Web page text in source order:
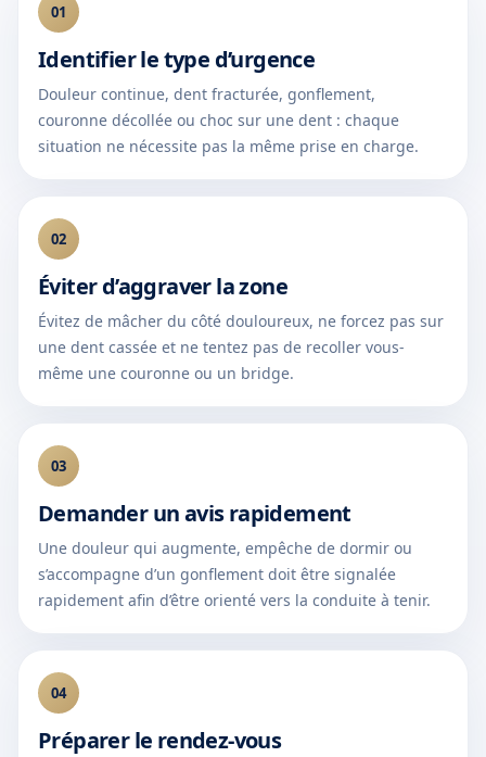
01
Identifier le type d’urgence
Douleur continue, dent fracturée, gonflement,
couronne décollée ou choc sur une dent : chaque
situation ne nécessite pas la même prise en charge.
02
Éviter d’aggraver la zone
Évitez de mâcher du côté douloureux, ne forcez pas sur
une dent cassée et ne tentez pas de recoller vous-
même une couronne ou un bridge.
03
Demander un avis rapidement
Une douleur qui augmente, empêche de dormir ou
s’accompagne d’un gonflement doit être signalée
rapidement afin d’être orienté vers la conduite à tenir.
04
Préparer le rendez-vous